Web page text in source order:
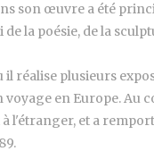
son œuvre a été
la poésie, de la
il réalise plusieurs
en Europe. Au
l'étranger, et a